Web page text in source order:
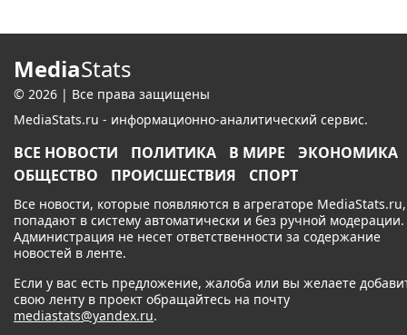
MediaStats
© 2026 | Все права защищены
MediaStats.ru - информационно-аналитический сервис.
ВСЕ НОВОСТИ ПОЛИТИКА В МИРЕ
ЭКОНОМИКА
ОБЩЕСТВО
ПРОИСШЕСТВИЯ СПОРТ
Все новости, которые появляются в агрегаторе MediaStats.ru,
попадают в систему автоматически и без ручной модерации.
Администрация не несет ответственности за содержание
новостей в ленте.
Если у вас есть предложение, жалоба или вы желаете
свою ленту в проект обращайтесь на почту
mediastats@yandex.ru.